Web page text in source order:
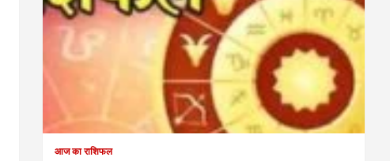
आज का राशिफल